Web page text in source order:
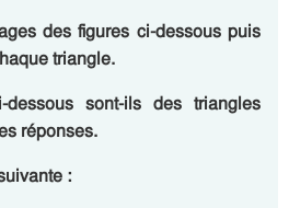
des figures ci-dessous puis
triangle.
sont-ils des triangles
réponses.
: